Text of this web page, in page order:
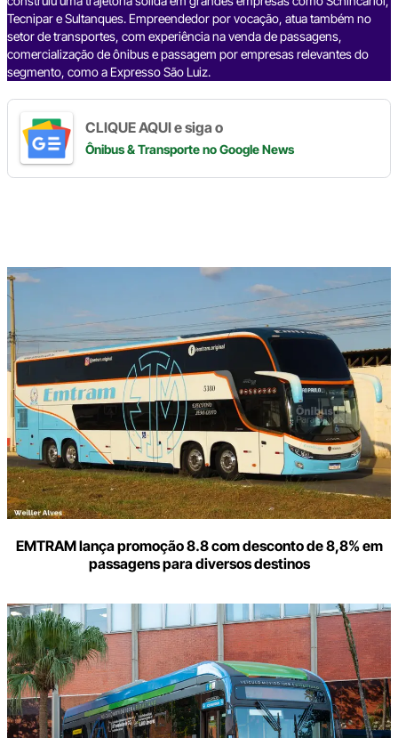
Tecnipar e Sultanques. Empreendedor por vocação, atua também no
setor de transportes, com experiência na venda de passagens,
comercialização de ônibus e passagem por empresas relevantes do
segmento, como a Expresso São Luiz.
CLIQUE AQUI e siga o
Ônibus & Transporteno Google News
EMTRAM lança promoção 8.8 com desconto de 8,8% em
passagens para diversos destinos
Digite
aqui
o
seu
e-
mail